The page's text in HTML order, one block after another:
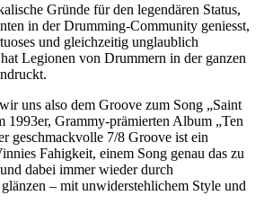
Gründe für den legendären Status,
in der Drumming-Community geniesst,
und gleichzeitig unglaublich
Legionen von Drummern in der ganzen
uns also dem Groove zum Song „Saint
1993er, Grammy-prämierten Album „Ten
geschmackvolle 7/8 Groove ist ein
Fahigkeit, einem Song genau das zu
dabei immer wieder durch
– mit unwiderstehlichem Style und